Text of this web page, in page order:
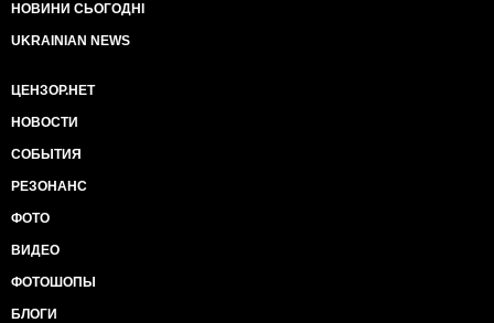
НОВИНИ СЬОГОДНІ
UKRAINIAN NEWS
ЦЕНЗОР.НЕТ
НОВОСТИ
СОБЫТИЯ
РЕЗОНАНС
ФОТО
ВИДЕО
ФОТОШОПЫ
БЛОГИ